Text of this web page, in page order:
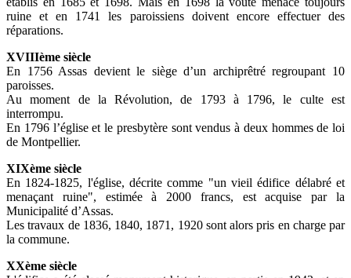
ruine et en 1741 les paroissiens doivent encore effectuer des
réparations.
XVIIIème siècle
En 1756 Assas devient le siège d’un archiprêtré regroupant 10
paroisses.
Au moment de la Révolution, de 1793 à 1796, le culte est
interrompu.
En 1796 l’église et le presbytère sont vendus à deux hommes de loi
de Montpellier.
XIXème siècle
En 1824-1825, l'église, décrite comme "un vieil édifice délabré et
menaçant ruine", estimée à 2000 francs, est acquise par la
Municipalité d’Assas.
Les travaux de 1836, 1840, 1871, 1920 sont alors pris en charge par
la commune.
XXème siècle